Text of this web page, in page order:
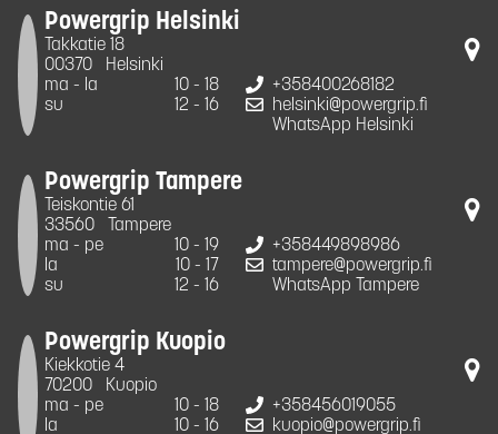
Powergrip Helsinki
Takkatie 18
00370
Helsinki
ma - la
10 - 18
su
12 - 16
+358400268182
helsinki@powergrip.fi
WhatsApp Helsinki
Powergrip Tampere
Teiskontie 61
33560
Tampere
ma - pe
10 - 19
la
10 - 17
su
12 - 16
+358449898986
tampere@powergrip.fi
WhatsApp Tampere
Powergrip Kuopio
Kiekkotie 4
70200
Kuopio
ma - pe
10 - 18
la
10 - 16
+358456019055
kuopio@powergrip.fi